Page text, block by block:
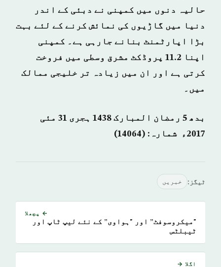
حالیہ دنوں میں کمپنی نے دبئی کے اندر
دنیا میں گاڑیوں کی نمائش کرنے کے لئے بہت
بڑا اپارٹمنٹ بنانے جارہی ہے۔ کمپنی
اپنا 11.2 پروڈکٹ مشرق وسطی میں فروخت
کرتی ہے اور ان میں زیادہ تر خلیجی ممالک
میں۔
بدھ 5 رمضان المبارک 1438 ہجری­ 31 مئی
2017ء شمارہ: (14064)
ٹیگز: خبريں
← پچھلا
"میکروسوفٹ” اور "ہواوی” کے نئے لیپ ٹاپ اور
ٹیبلٹس
اگلا →